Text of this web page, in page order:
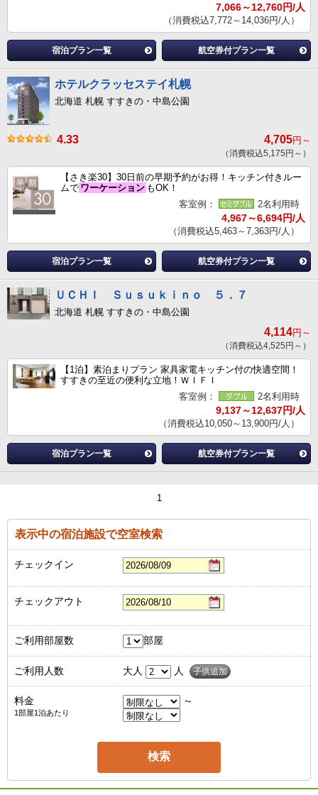
7,066～12,760円/人
（消費税込7,772～14,036円/人）
宿泊プラン一覧 航空券付プラン一覧
ホテルクラッセステイ札幌
北海道 札幌 すすきの・中島公園
4.33 4,705円～
（消費税込5,175円～）
【さき楽30】30日前の早期予約がお得！キッチン付きルー
ムで ワーケーション もOK！
客室例：
2名利用時
4,967～6,694円/人
（消費税込5,463～7,363円/人）
宿泊プラン一覧 航空券付プラン一覧
ＵＣＨＩ Ｓｕｓｕｋｉｎｏ ５．７
北海道 札幌 すすきの・中島公園
4,114円～
（消費税込4,525円～）
【1泊】素泊まりプラン 家具家電キッチン付の快適空間！
すすきの至近の便利な立地！ＷＩＦＩ
客室例：
2名利用時
9,137～12,637円/人
（消費税込10,050～13,900円/人）
宿泊プラン一覧 航空券付プラン一覧
1
表示中の宿泊施設で空室検索
チェックイン
チェックアウト
ご利用部屋数 部屋
ご利用人数 大人 人 子供追加
料金
1部屋1泊あたり
～